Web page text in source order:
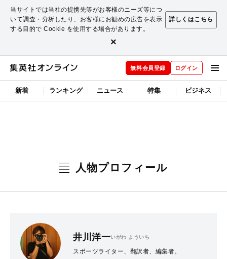
当サイトでは当社の提携先等がお客様のニーズ等につ
いて調査・分析したり、お客様にお勧めの広告を表示
する目的で Cookie を使用する場合があります。
詳しくはこちら
×
無料会員登録 ログイン
新着 ランキング ニュース 特集 ビジネス
人物プロフィール
井川洋一いがわ よういち
スポーツライター、翻訳者、編集者。